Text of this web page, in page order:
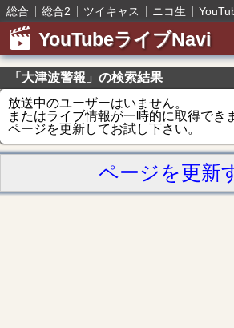
総合 総合2 ツイキャス ニコ生
YouTubeライブNavi
「大津波警報」の検索結果
放送中のユーザーはいません。
またはライブ情報が一時的に取得でき
ページを更新してお試し下さい。
ページを更新